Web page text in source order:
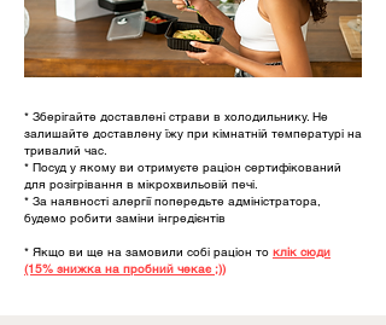
* Зберігайте доставлені страви в холодильнику. Не
залишайте доставлену їжу при кімнатній температурі на
тривалий час.
* Посуд у якому ви отримуєте раціон сертифікований
для розігрівання в мікрохвильовій печі.
* За наявності алергії попередьте адміністратора,
будемо робити заміни інгредієнтів
* Якщо ви ще на замовили собі раціон то клік сюди
(15% знижка на пробний чекає ;))